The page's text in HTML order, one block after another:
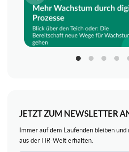
JETZT ZUM NEWSLETTER
Immer auf dem Laufenden bleiben
aus der HR-Welt erhalten.